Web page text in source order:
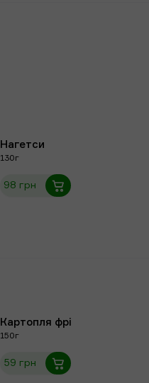
Нагетси
130г
98 грн
Картопля фрі
150г
59 грн